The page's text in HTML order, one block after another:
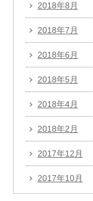
2018年8月
2018年7月
2018年6月
2018年5月
2018年4月
2018年2月
2017年12月
2017年10月